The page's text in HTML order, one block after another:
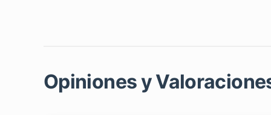
Opiniones y